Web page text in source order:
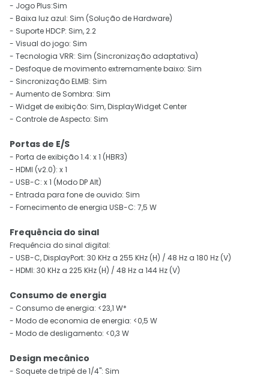
- Jogo Plus:Sim
- Baixa luz azul: Sim (Solução de Hardware)
- Suporte HDCP: Sim, 2.2
- Visual do jogo: Sim
- Tecnologia VRR: Sim (Sincronização adaptativa)
- Desfoque de movimento extremamente baixo: Sim
- Sincronização ELMB: Sim
- Aumento de Sombra: Sim
- Widget de exibição: Sim, DisplayWidget Center
- Controle de Aspecto: Sim
Portas de E/S
- Porta de exibição 1.4: x 1 (HBR3)
- HDMI (v2.0): x 1
- USB-C: x 1 (Modo DP Alt)
- Entrada para fone de ouvido: Sim
- Fornecimento de energia USB-C: 7,5 W
Frequência do sinal
Frequência do sinal digital:
- USB-C, DisplayPort: 30 KHz a 255 KHz (H) / 48 Hz a 180 Hz (V)
- HDMI: 30 KHz a 225 KHz (H) / 48 Hz a 144 Hz (V)
Consumo de energia
- Consumo de energia: <23,1 W*
- Modo de economia de energia: <0,5 W
- Modo de desligamento: <0,3 W
Design mecânico
- Soquete de tripé de 1/4": Sim